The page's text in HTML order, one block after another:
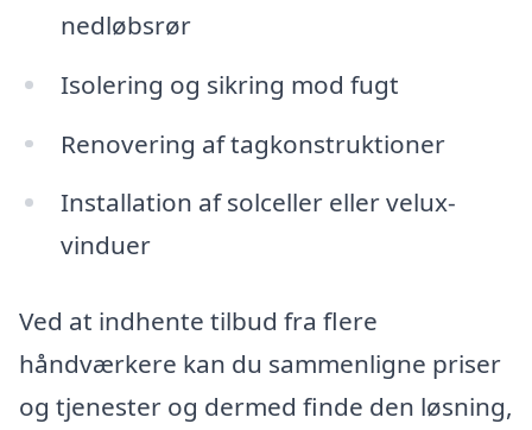
nedløbsrør
Isolering og sikring mod fugt
Renovering af tagkonstruktioner
Installation af solceller eller velux-
vinduer
Ved at indhente tilbud fra flere
håndværkere kan du sammenligne priser
og tjenester og dermed finde den løsning,